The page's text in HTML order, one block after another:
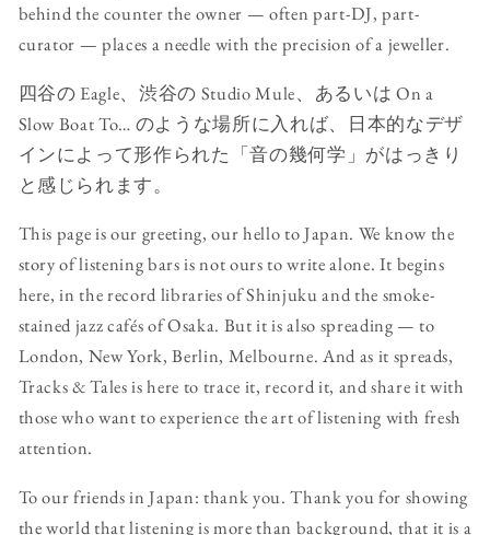
behind the counter the owner — often part-DJ, part-
curator — places a needle with the precision of a jeweller.
四谷の Eagle、渋谷の Studio Mule、あるいは On a
Slow Boat To… のような場所に入れば、日本的なデザ
インによって形作られた「音の幾何学」がはっきり
と感じられます。
This page is our greeting, our hello to Japan. We know the
story of listening bars is not ours to write alone. It begins
here, in the record libraries of Shinjuku and the smoke-
stained jazz cafés of Osaka. But it is also spreading — to
London, New York, Berlin, Melbourne. And as it spreads,
Tracks & Tales is here to trace it, record it, and share it with
those who want to experience the art of listening with fresh
attention.
To our friends in Japan: thank you. Thank you for showing
the world that listening is more than background, that it is a